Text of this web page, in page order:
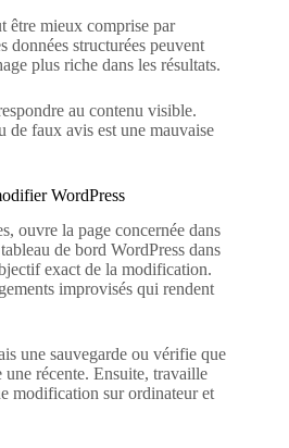
être mieux comprise par
données structurées peuvent
plus riche dans les résultats.
au contenu visible.
faux avis est une mauvaise
WordPress
ouvre la page concernée dans
de bord WordPress dans
exact de la modification.
improvisés qui rendent
une sauvegarde ou vérifie que
une récente. Ensuite, travaille
modification sur ordinateur et